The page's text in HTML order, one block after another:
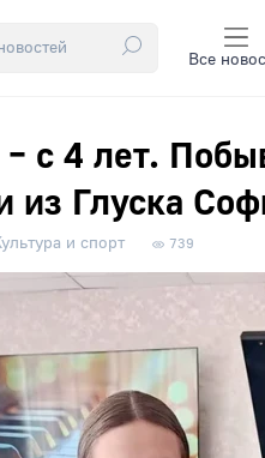
Все
с 4 лет.
из Глуска
и спорт 739